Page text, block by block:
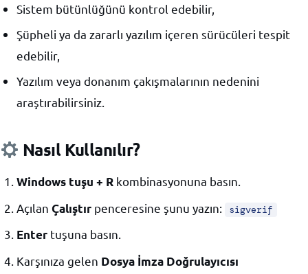
Sistem bütünlüğünü kontrol edebilir,
Şüpheli ya da zararlı yazılım içeren sürücüleri tespit
edebilir,
Yazılım veya donanım çakışmalarının nedenini
araştırabilirsiniz.
Nasıl Kullanılır?
Windows tuşu + R kombinasyonuna basın.
Açılan Çalıştır penceresine şunu yazın: sigverif
Enter tuşuna basın.
Karşınıza gelen Dosya İmza Doğrulayıcısı